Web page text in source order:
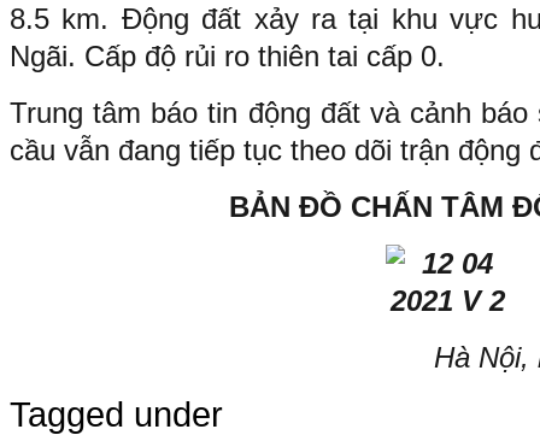
8.5 km. Động đất xảy ra tại khu vực
Ngãi. Cấp độ rủi ro thiên tai cấp 0.
Trung tâm báo tin động đất và cảnh
cầu vẫn đang tiếp tục theo dõi trận động
BẢN ĐỒ CHẤN TÂM
Hà Nội,
Tagged under